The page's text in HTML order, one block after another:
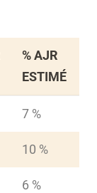
% AJR
ESTIMÉ
7 %
10 %
6 %